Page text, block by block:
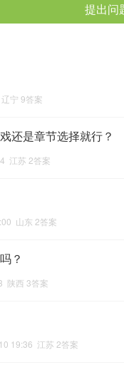
提出问
宁 9答案
还是章节选择就行？
江苏 2答案
山东 2答案
？
陕西 3答案
19:36 江苏 2答案